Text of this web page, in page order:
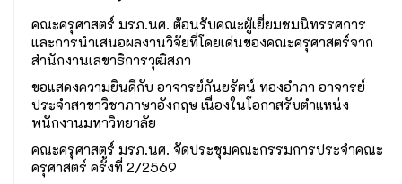
คณะครุศาสตร์ มรภ.นศ. ต้อนรับคณะผู้เยี่ยมชมนิทรรศการ
และการนำเสนอผลงานวิจัยที่โดยเด่นของคณะครุศาสตร์จาก
สำนักงานเลขาธิการวุฒิสภา
ขอแสดงความยินดีกับ อาจารย์กันยรัตน์ ทองอำภา อาจารย์
ประจำสาขาวิชาภาษาอังกฤษ เนื่องในโอกาสรับตำแหน่ง
พนักงานมหาวิทยาลัย
คณะครุศาสตร์ มรภ.นศ. จัดประชุมคณะกรรมการประจำคณะ
ครุศาสตร์ ครั้งที่ 2/2569